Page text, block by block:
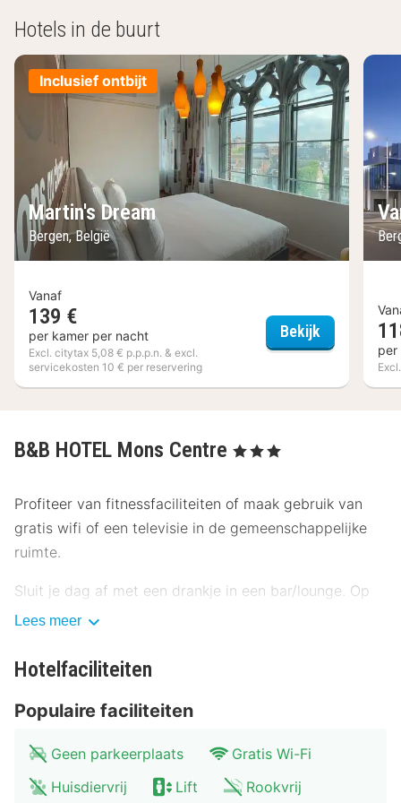
Hotels in de buurt
Inclusief ontbijt
Martin's Dream
Bergen, België
Vanaf
139 €
per kamer per nacht
Excl. citytax 5,08 € p.p.p.n. & excl.
servicekosten 10 € per reservering
Bekijk Martin's
per
B&B HOTEL Mons Centre , 3 Sterren
Profiteer van fitnessfaciliteiten of maak gebruik van
gratis wifi of een televisie in de gemeenschappelijke
ruimte.
Sluit je dag af met een drankje in een bar/lounge. Op
werkdagen wordt er tegen betaling een ontbijtbuffet
weekend is dit beschikbaar van 07.00 uur tot 11.00 uur.
Enkele van de voorzieningen zijn een 24-uurs receptie,
meertalig personeel en een bagageopslagruimte. Ter
plaatse heb je parkeerplaatsen.
Doe of je thuis bent in één van de 108 kamers met een
Lees meer
Hotelfaciliteiten
Populaire faciliteiten
Geen parkeerplaats
Gratis Wi-Fi
Huisdiervrij
Lift
Rookvrij